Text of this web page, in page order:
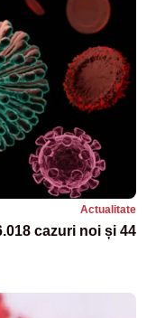
Actualitate
cazuri noi și 44